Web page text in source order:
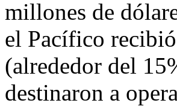
millones de
el Pacífico
(alrededor del
destinaron a